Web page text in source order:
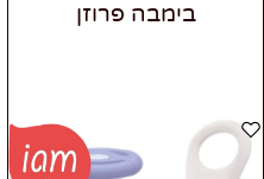
בימבה פרוזן